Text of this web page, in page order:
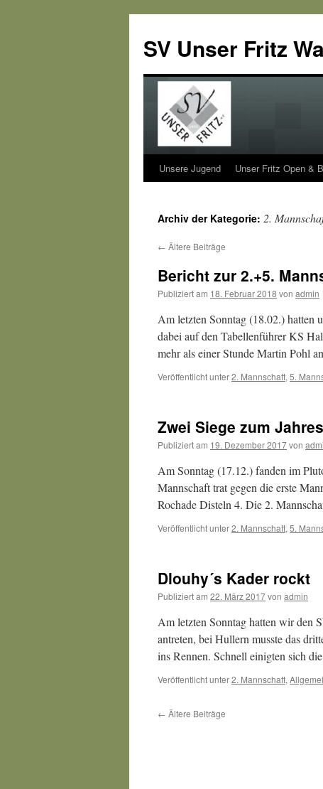
SV Unser Fritz
Zum
springen
Unsere Jugend Unser Fritz Open &
Archiv der Kategorie: 2.
← Ältere Beiträge
Bericht zur 2.+5.
Publiziert am 18. Februar 2018 von admin
Am letzten Sonntag (18.02.) hatten
dabei auf den Tabellenführer KS
mehr als einer Stunde Martin Pohl
Veröffentlicht unter2. Mannschaft, 5.
Zwei Siege zum
Publiziert am 19. Dezember 2017von
Am Sonntag (17.12.) fanden im
Mannschaft trat gegen die erste
Rochade Disteln 4. Die 2.
Veröffentlicht unter2. Mannschaft, 5.
Dlouhy´s Kader rockt
Publiziert am 22. März 2017von admin
Am letzten Sonntag hatten wir den
antreten, bei Hullern musste das
ins Rennen. Schnell einigten sich
Veröffentlicht unter2. Mannschaft,
← Ältere Beiträge